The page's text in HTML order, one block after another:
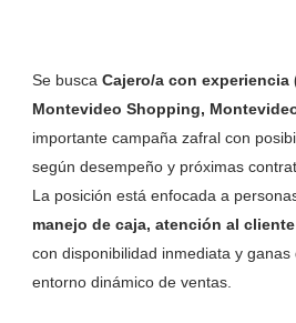
Se busca Cajero/a con experiencia
Montevideo Shopping,
importante campaña zafral con
según desempeño y próximas
La posición está enfocada a
manejo de caja, atención al
con disponibilidad inmediata y
entorno dinámico de ventas.